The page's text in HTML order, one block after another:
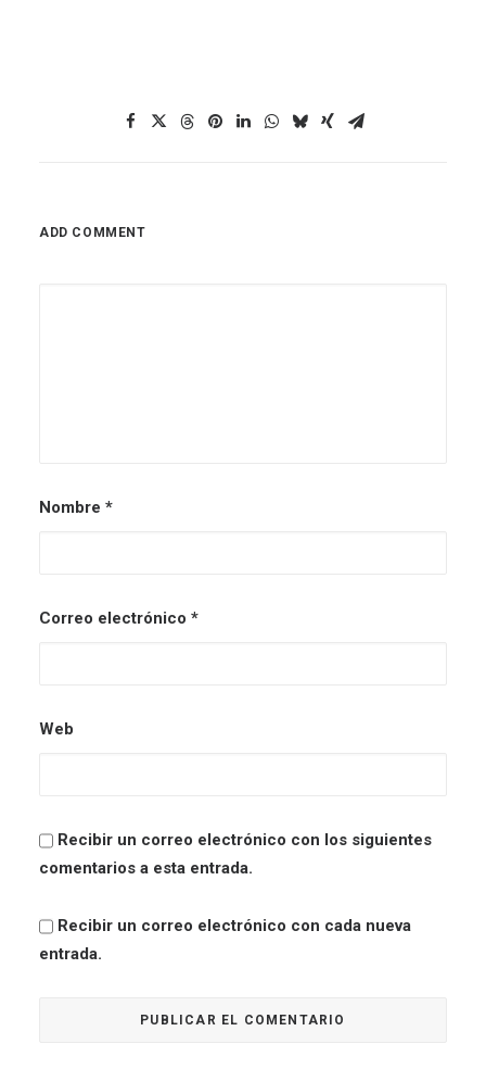
ADD COMMENT
Nombre *
Correo electrónico *
Web
Recibir un correo electrónico con los siguientes
comentarios a esta entrada.
Recibir un correo electrónico con cada nueva
entrada.